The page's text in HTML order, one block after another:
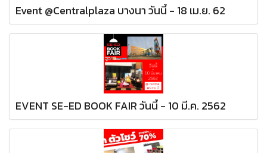
Event @Centralplaza บางนา วันนี้ - 18 เม.ย. 62
EVENT SE-ED BOOK FAIR วันนี้ - 10 มี.ค. 2562